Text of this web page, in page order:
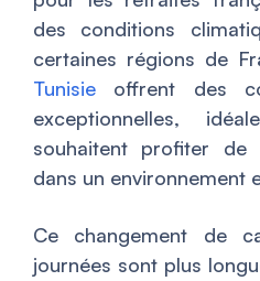
des conditions
certaines régions de
Tunisie offrent des
exceptionnelles,
souhaitent profiter de
dans un environnement
Ce changement de
journées sont plus